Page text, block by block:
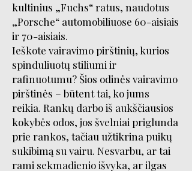
kultinius „Fuchs“ ratus, naudotus
„Porsche“ automobiliuose 60-aisiais
ir 70-aisiais.
Ieškote vairavimo pirštinių, kurios
spinduliuotų stiliumi ir
rafinuotumu? Šios odinės vairavimo
pirštinės – būtent tai, ko jums
reikia. Rankų darbo iš aukščiausios
kokybės odos, jos švelniai priglunda
prie rankos, tačiau užtikrina puikų
sukibimą su vairu. Nesvarbu, ar tai
rami sekmadienio išvyka, ar ilgas